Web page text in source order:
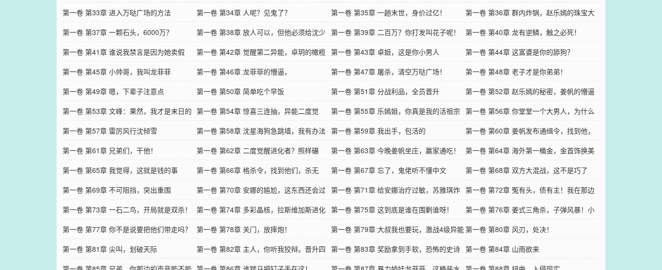
第一卷 第33章 进入万哒广场的方法
第一卷 第34章 人呢？见鬼了？ 第一卷 第35章 一趟末世，身价过亿！
第一卷 第36章 群内炸锅，赵乐嫣的珠宝大
甩卖！
第一卷 第37章 一颗石头，6000万？
第一卷 第38章 放人可以，但他必须给沈少
跪下磕头认错！
第一卷 第39章 二百万？你打发叫花子呢！
第一卷 第40章 龙有逆鳞，触之必死！
第一卷 第41章 谁说我禁言是因为她卖假
货？
第一卷 第42章 觉醒第二异能，卓玥的橄榄
枝
第一卷 第43章 卓姐，这是你小男人
第一卷 第44章 这富婆是你的舔狗？
第一卷 第45章 小帅哥，我叫龙菲菲
第一卷 第46章 龙菲菲的懵逼， 第一卷 第47章 屠杀，清空万哒广场！
第一卷 第48章 老子才是你弟弟！
第一卷 第49章 嗯，下辈子注意点
第一卷 第50章 简单吃个早饭 第一卷 第51章 分战利品，全员晋升
第一卷 第52章 赵乐嫣的秘密，姜帆的懵逼
第一卷 第53章 文峰：果然，我才是末日的
主角！
第一卷 第54章 惊喜三连抽，异能二度觉
醒！
第一卷 第55章 乐嫣姐，你真是我的活祖宗 第一卷 第56章 你堂堂一个大男人，为什么
当小三！
第一卷 第57章 雷厉风行沈倾雪
第一卷 第58章 沈星海狗急跳墙，我有办法
救她
第一卷 第59章 我出手，包活的
第一卷 第60章 姜帆发布通缉令，找到他，
500万！
第一卷 第61章 兄弟们，干他！
第一卷 第62章 二度觉醒进化者？照样碾
压！
第一卷 第63章 今晚姜帆坐庄，赢家通吃！
第一卷 第64章 海外第一桶金，金首饰换美
刀！
第一卷 第65章 我觉得，这就是钱的事
第一卷 第66章 格杀令，找到他们，杀无
赦！
第一卷 第67章 忘了，鬼佬听不懂中文
第一卷 第68章 双方大混战，这不是巧了
吗？
第一卷 第69章 不可阻挡，突出重围
第一卷 第70章 安娜的尴尬，这东西还会过
敏？
第一卷 第71章 给安娜治疗过敏，苏雅琪炸
了
第一卷 第72章 冤有头，债有主！我在那边
等你
第一卷 第73章 一石二鸟，开局就是双杀！
第一卷 第74章 多彩晶核，拉斯维加斯进化
者集结！
第一卷 第75章 这到底是谁在围剿谁呀！
第一卷 第76章 姜式三角杀，子弹风暴！小
刀慢剌！
第一卷 第77章 你不是说要把他们带走吗？ 第一卷 第78章 关门，放摔炮！
第一卷 第79章 大叔我也要玩，激战4级异能
进化者！
第一卷 第80章 风刃，处决！
第一卷 第81章 尖叫，划破天际
第一卷 第82章 主人，你听我狡辩。晋升四 第一卷 第83章 奖励拿到手软，恐怖的史诗 第一卷 第84章 山雨欲来